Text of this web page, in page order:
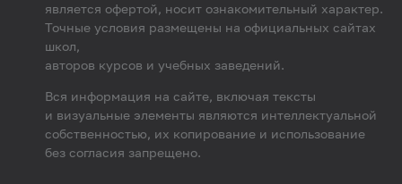
является офертой, носит ознакомительный характер.
Точные условия размещены на официальных сайтах
школ,
авторов курсов и учебных заведений.
Вся информация на сайте, включая тексты
и визуальные элементы являются интеллектуальной
собственностью, их копирование и использование
без согласия запрещено.